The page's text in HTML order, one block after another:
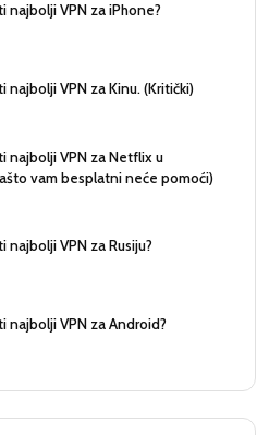
najbolji VPN za iPhone?
najbolji VPN za Kinu. (Kritički)
najbolji VPN za Netflix u
vam besplatni neće pomoći)
najbolji VPN za Rusiju?
najbolji VPN za Android?